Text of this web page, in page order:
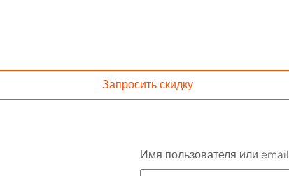
Запросить скидку
Имя пользователя или email